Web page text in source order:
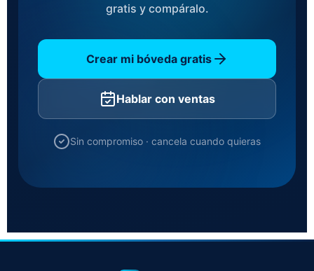
gratis y compáralo.
Crear mi bóveda gratis
Hablar con ventas
Sin compromiso · cancela cuando quieras